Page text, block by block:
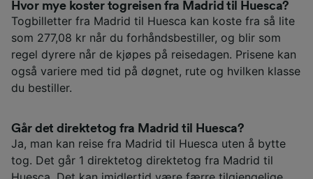
Hvor mye koster togreisen fra Madrid til Huesca?
Togbilletter fra Madrid til Huesca kan koste fra så lite
som 277,08 kr når du forhåndsbestiller, og blir som
regel dyrere når de kjøpes på reisedagen. Prisene kan
også variere med tid på døgnet, rute og hvilken klasse
du bestiller.
Går det direktetog fra Madrid til Huesca?
Ja, man kan reise fra Madrid til Huesca uten å bytte
tog. Det går 1 direktetog direktetog fra Madrid til